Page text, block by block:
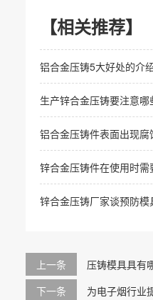
【相关推荐】
铝合金压铸5大好处的介
生产锌合金压铸要注意哪
铝合金压铸件表面出现腐
锌合金压铸件在使用时需
锌合金压铸厂家谈预防
上一条
压铸模具具有
下一条
为电子烟行业